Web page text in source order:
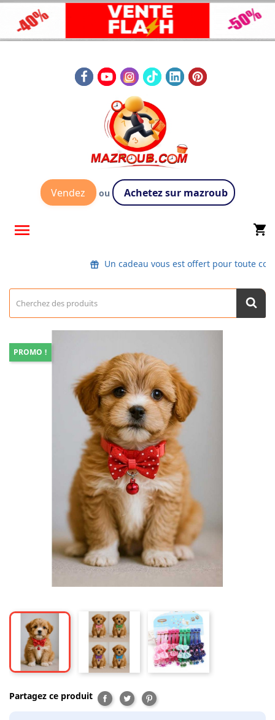
Vendez ou Achetez sur mazroub
 shopping_cart
Un cadeau vous est offert pour toute
PROMO !
Partagez ce produit Partager
TweetPinterest